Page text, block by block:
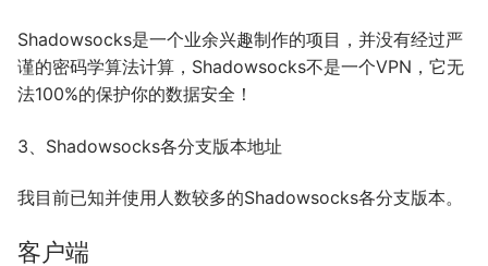
Shadowsocks是一个业余兴趣制作的项目，并没有经过严
谨的密码学算法计算，Shadowsocks不是一个VPN，它无
法100%的保护你的数据安全！
3、Shadowsocks各分支版本地址
我目前已知并使用人数较多的Shadowsocks各分支版本。
客户端